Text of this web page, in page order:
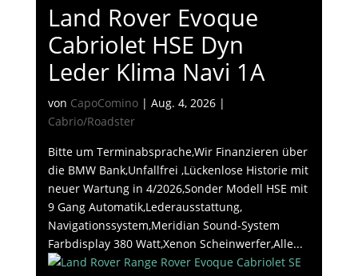
Land Rover Evoque
Cabriolet HSE Dyn
Leder Klima Navi 1A
von CapoComino| Aug. 4, 2026|
Cabrio/Roadster
Bitte um Terminabsprache,Wir Finanzieren über
die BMW Bank,Unfallfrei ,Lückenlose Historie mit
neuer Wartung in 4/2026,Sonder Modell HSE mit
9 Gang Automatik,Lederausstattung,
Navigationssystem,Meridian Sound-System
Farbdisplay 380 Watt,Xenon Scheinwerfer,Alle...